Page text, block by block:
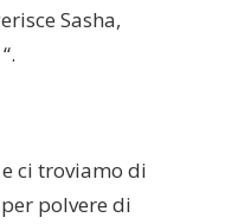
Sasha,
ci troviamo di
polvere di